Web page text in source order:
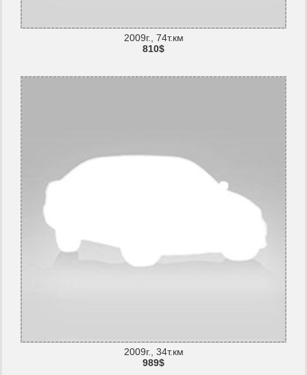
2009г., 74т.км
810$
2009г., 34т.км
989$